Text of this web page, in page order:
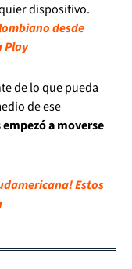
dispositivo.
desde
Play
de lo que pueda
de ese
a moverse
Estos